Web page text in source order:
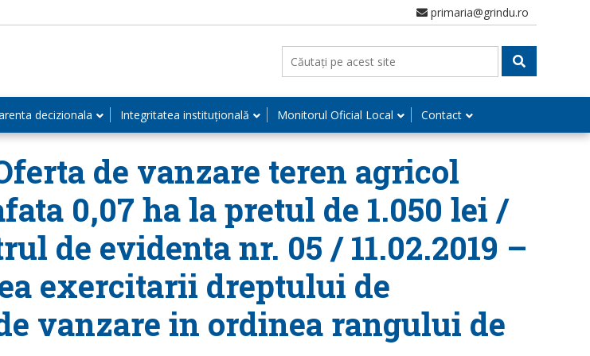
primaria@grindu.ro
decizionala Integritatea instituțională Monitorul Oficial Local Contact
de vanzare teren agricol
0,07 ha la pretul de 1.050 lei /
de evidenta nr. 05 / 11.02.2019 –
exercitarii dreptului de
vanzare in ordinea rangului de